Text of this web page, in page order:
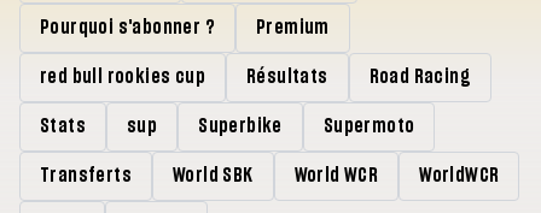
Pourquoi s'abonner ? Premium
red bull rookies cup Résultats Road Racing
Stats sup Superbike Supermoto
Transferts World SBK World WCR WorldWCR